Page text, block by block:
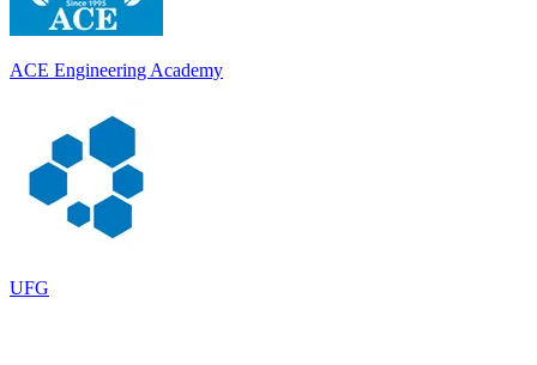
ACE Engineering Academy
UFG